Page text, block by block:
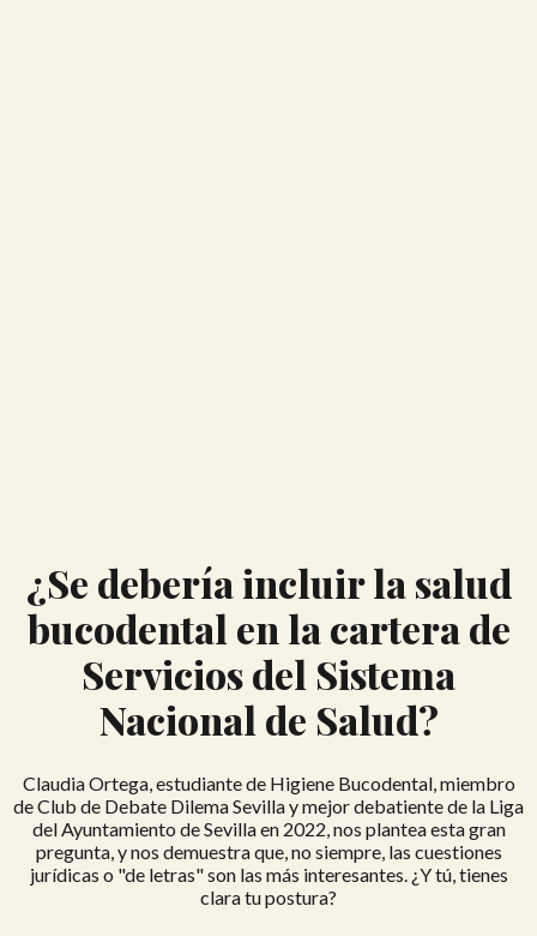
¿Se debería incluir la salud
bucodental en la cartera de
Servicios del Sistema
Nacional de Salud?
Claudia Ortega, estudiante de Higiene Bucodental, miembro
de Club de Debate Dilema Sevilla y mejor debatiente de la Liga
del Ayuntamiento de Sevilla en 2022, nos plantea esta gran
pregunta, y nos demuestra que, no siempre, las cuestiones
jurídicas o "de letras" son las más interesantes. ¿Y tú, tienes
clara tu postura?